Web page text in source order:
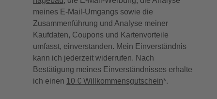
meines E-Mail-Umgangs sowie die
Zusammenführung und Analyse meiner
Kaufdaten, Coupons und Kartenvorteile
umfasst, einverstanden. Mein Einverständnis
kann ich jederzeit widerrufen. Nach
Bestätigung meines Einverständnisses erhalte
ich einen 10 € Willkommensgutschein*.